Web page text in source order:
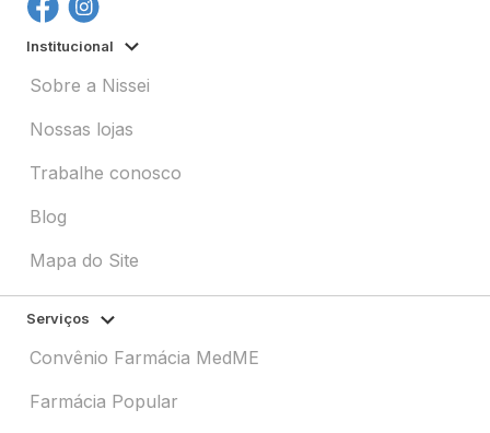
Institucional
Sobre a Nissei
Nossas lojas
Trabalhe conosco
Blog
Mapa do Site
Serviços
Convênio Farmácia MedME
Farmácia Popular